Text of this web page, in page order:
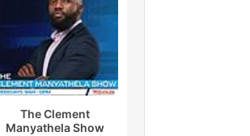
The Clement
Manyathela Show